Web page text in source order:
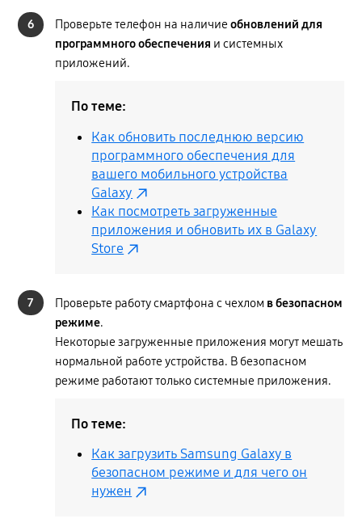
6 Проверьте телефон на наличиеобновлений для
программного обеспечения и системных
приложений.
По теме:
Как обновить последнюю версию
программного обеспечения для
вашего мобильного устройства
Galaxy
Как посмотреть загруженные
приложения и обновить их в Galaxy
Store
7 Проверьте работу смартфона с чехлом в безопасном
режиме.
Некоторые загруженные приложения могут мешать
нормальной работе устройства. В безопасном
режиме работают только системные приложения.
По теме:
Как загрузить Samsung Galaxy в
безопасном режиме и для чего он
нужен